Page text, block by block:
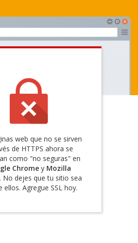
web que no se sirven
de HTTPS ahora se
como "no seguras" en
Chrome y Mozilla
. No dejes que tu sitio sea
ellos. Agregue SSL hoy.